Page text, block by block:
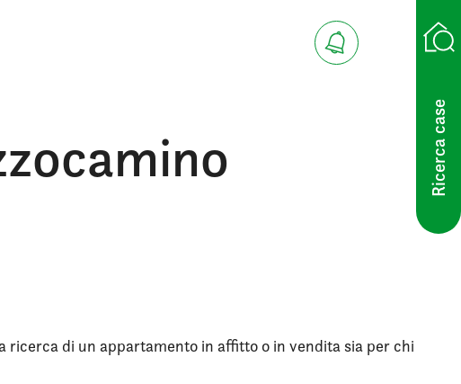
Ricerca case
ricerca di un appartamento in affitto o in vendita sia per chi